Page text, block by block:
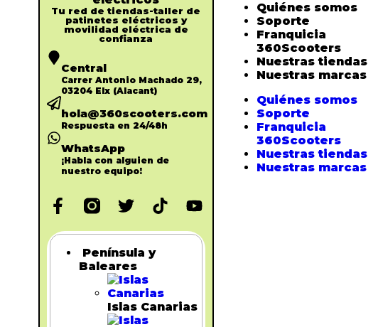
Tu red de tiendas-taller de
patinetes eléctricos y
movilidad eléctrica de
confianza​
Central
Carrer Antonio Machado 29,
03204 Elx (Alacant)
hola@360scooters.com
Respuesta en 24/48h
WhatsApp
¡Habla con alguien de
nuestro equipo!
Península y
Baleares
Islas Canarias
Quiénes somos
Soporte
Franquicia
360Scooters
Nuestras tiendas
Nuestras marcas
Quiénes somos
Soporte
Franquicia
360Scooters
Nuestras tiendas
Nuestras marcas